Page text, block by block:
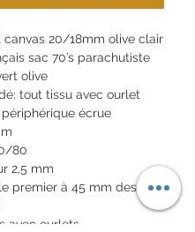
canvas 20/18mm olive clair
sac 70’s parachutiste
olive
tout tissu avec ourlet
écrue
80
2,5 mm
premier à 45 mm des
avec ourlets